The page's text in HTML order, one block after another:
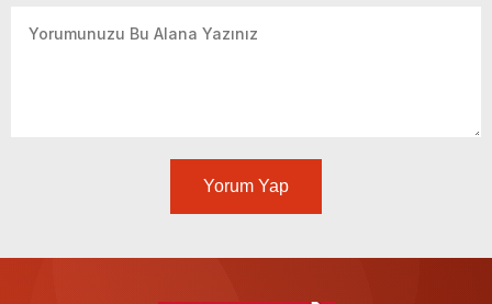
Yorum Yap